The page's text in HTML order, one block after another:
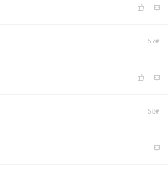
57#
58#